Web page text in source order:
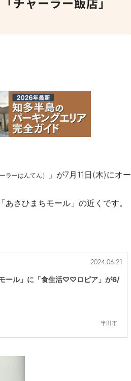
ラーはんてん） 」が7 月 11 日(木)にオー
さひまちモール」の近くです。
半田市
2024.06.21
モール」に「食生活♡♡ロピア」が6/